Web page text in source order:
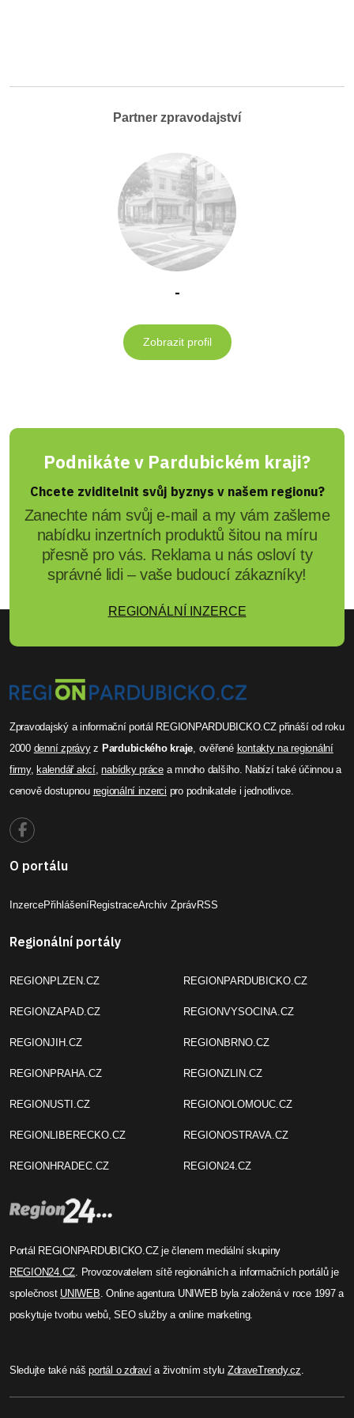
Partner zpravodajství
-
Zobrazit profil
Podnikáte v Pardubickém kraji?
Chcete zviditelnit svůj byznys v našem regionu?
Zanechte nám svůj e-mail a my vám zašleme
nabídku inzertních produktů šitou na míru
přesně pro vás. Reklama u nás osloví ty
správné lidi – vaše budoucí zákazníky!
REGIONÁLNÍ INZERCE
Zpravodajský a informační portál REGIONPARDUBICKO.CZ přináší od roku
2000 denní zprávyz Pardubického kraje , ověřené kontakty na regionální
firmy,kalendář akcí,nabídky prácea mnoho dalšího. Nabízí také účinnou a
cenově dostupnou regionální inzerci pro podnikatele i jednotlivce.
O portálu
InzercePřihlášeníRegistraceArchiv ZprávRSS
Regionální portály
REGIONPLZEN.CZ
REGIONZAPAD.CZ
REGIONJIH.CZ
REGIONPRAHA.CZ
REGIONUSTI.CZ
REGIONLIBERECKO.CZ
REGIONHRADEC.CZ
REGIONPARDUBICKO.CZ
REGIONVYSOCINA.CZ
REGIONBRNO.CZ
REGIONZLIN.CZ
REGIONOLOMOUC.CZ
REGIONOSTRAVA.CZ
REGION24.CZ
Portál REGIONPARDUBICKO.CZ je členem mediální skupiny
REGION24.CZ . Provozovatelem sítě regionálních a informačních portálů je
společnost UNIWEB . Online agentura UNIWEB byla založená v roce 1997 a
poskytuje tvorbu webů, SEO služby a online marketing.
Sledujte také nášportál o zdravía životním stylu ZdraveTrendy.cz